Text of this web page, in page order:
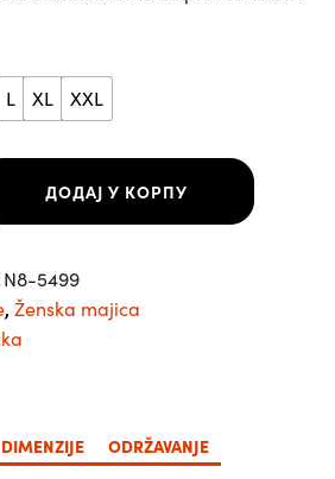
L XL XXL
ДОДАЈ У КОРПУ
N8-5499
, Ženska majica
DIMENZIJE ODRŽAVANJE